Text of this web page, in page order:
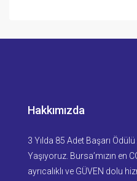
Hakkımızda
3 Yılda 85 Adet Başarı
Yaşıyoruz. Bursa’mızın en
ayrıcalıklı ve GÜVEN dolu